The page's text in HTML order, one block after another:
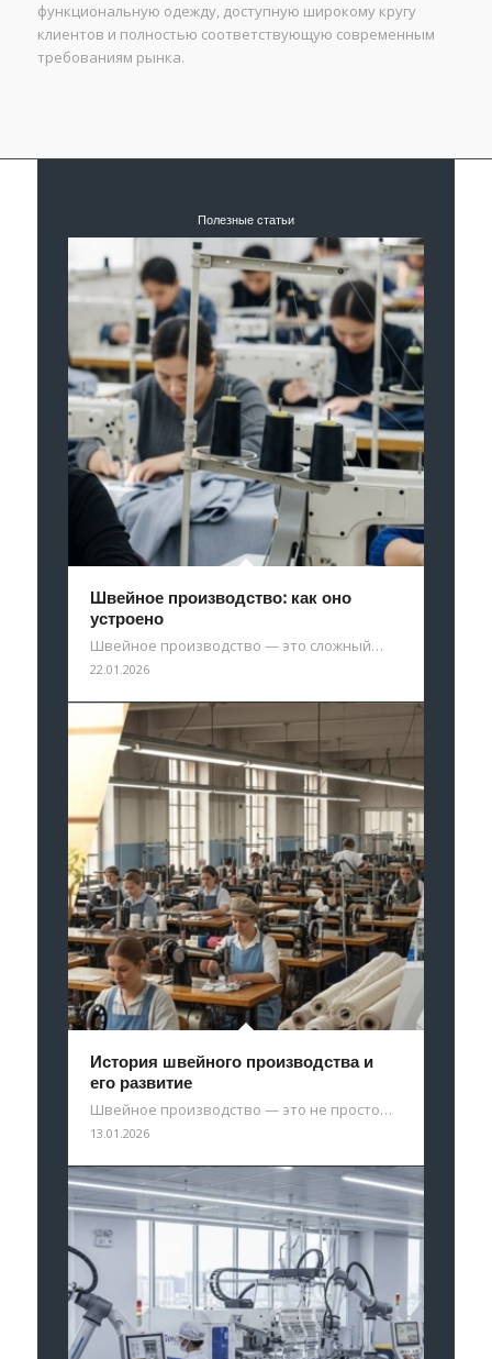
функциональную одежду, доступную широкому кругу
клиентов и полностью соответствующую современным
требованиям рынка.
Полезные статьи
Швейное производство: как оно
устроено
Швейное производство — это сложный…
22.01.2026
История швейного производства и
его развитие
Швейное производство — это не просто…
13.01.2026